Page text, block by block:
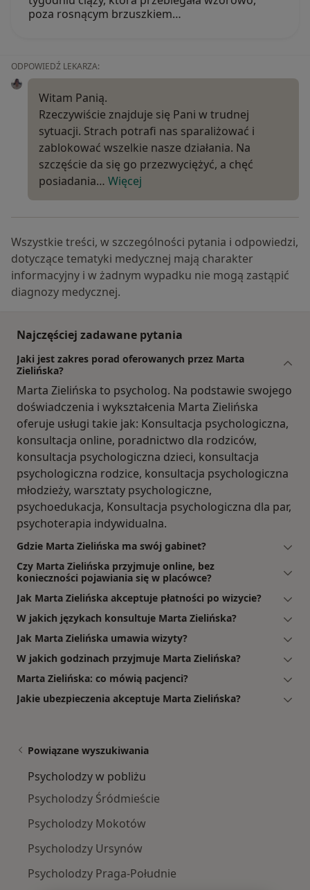
poza rosnącym brzuszkiem…
ODPOWIEDŹ LEKARZA:
Witam Panią.
Rzeczywiście znajduje się Pani w trudnej
sytuacji. Strach potrafi nas sparaliżować i
zablokować wszelkie nasze działania. Na
szczęście da się go przezwyciężyć, a chęć
posiadania… Więcej
Wszystkie treści, w szczególności pytania i odpowiedzi,
dotyczące tematyki medycznej mają charakter
informacyjny i w żadnym wypadku nie mogą zastąpić
diagnozy medycznej.
Najczęściej zadawane pytania
Jaki jest zakres porad oferowanych przez Marta
Zielińska?
Marta Zielińska to psycholog. Na podstawie swojego
doświadczenia i wykształcenia Marta Zielińska
oferuje usługi takie jak: Konsultacja psychologiczna,
konsultacja online, poradnictwo dla rodziców,
konsultacja psychologiczna dzieci, konsultacja
psychologiczna rodzice, konsultacja psychologiczna
młodzieży, warsztaty psychologiczne,
psychoedukacja, Konsultacja psychologiczna dla par,
psychoterapia indywidualna.
Gdzie Marta Zielińska ma swój gabinet?
Czy Marta Zielińska przyjmuje online, bez
konieczności pojawiania się w placówce?
Jak Marta Zielińska akceptuje płatności po wizycie?
W jakich językach konsultuje Marta Zielińska?
Jak Marta Zielińska umawia wizyty?
W jakich godzinach przyjmuje Marta Zielińska?
Marta Zielińska: co mówią pacjenci?
Jakie ubezpieczenia akceptuje Marta Zielińska?
Powiązane wyszukiwania
Psycholodzy w pobliżu
Psycholodzy Śródmieście
Psycholodzy Mokotów
Psycholodzy Ursynów
Psycholodzy Praga-Południe